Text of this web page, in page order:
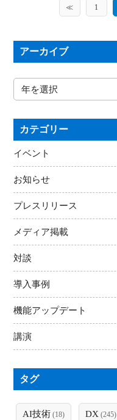
≪ 1
アーカイブ
カテゴリー
イベント
お知らせ
プレスリリース
メディア掲載
対談
導入事例
機能アップデート
講演
タグ
AI技術 (18) DX (245)